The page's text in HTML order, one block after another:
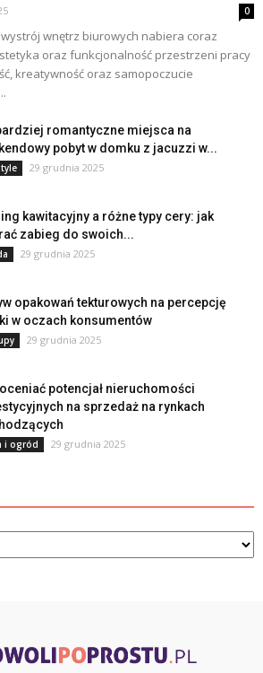
0
wnętrz biurowych nabiera coraz
oraz funkcjonalność przestrzeni pracy
kreatywność oraz samopoczucie
romantyczne miejsca na
pobyt w domku z jacuzzi w...
29 grudnia 2025
kawitacyjny a różne typy cery: jak
zabieg do swoich...
29 grudnia 2025
opakowań tekturowych na percepcję
w oczach konsumentów
29 grudnia 2025
potencjał nieruchomości
na sprzedaż na rynkach
i ogród 29 grudnia 2025